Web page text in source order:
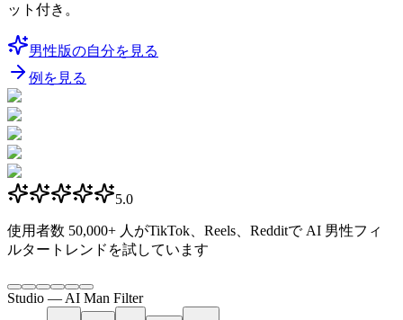
ット付き。
男性版の自分を見る
例を見る
5.0
使用者数 50,000+ 人がTikTok、Reels、Redditで AI 男性フィ
ルタートレンドを試しています
Studio — AI Man Filter